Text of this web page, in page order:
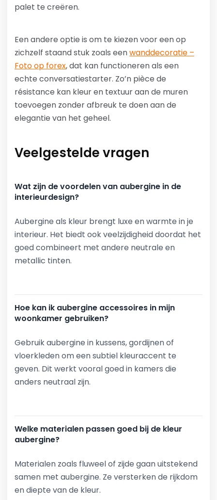
palet te creëren.
Een andere optie is om te kiezen voor een op
zichzelf staand stuk zoals eenwanddecoratie –
Foto op forex, dat kan functioneren als een
echte conversatiestarter. Zo’n pièce de
résistance kan kleur en textuur aan de muren
toevoegen zonder afbreuk te doen aan de
elegantie van het geheel.
Veelgestelde vragen
Wat zijn de voordelen van aubergine in de
interieurdesign?
Aubergine als kleur brengt luxe en warmte in je
interieur. Het biedt ook veelzijdigheid doordat het
goed combineert met andere neutrale en
metallic tinten.
Hoe kan ik aubergine accessoires in mijn
woonkamer gebruiken?
Gebruik aubergine in kussens, gordijnen of
vloerkleden om een subtiel kleuraccent te
geven. Dit werkt vooral goed in kamers die
anders neutraal zijn.
Welke materialen passen goed bij de kleur
aubergine?
Materialen zoals fluweel of zijde gaan uitstekend
samen met aubergine. Ze versterken de rijkdom
en diepte van de kleur.